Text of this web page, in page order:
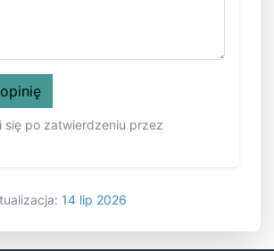
się po zatwierdzeniu przez
14 lip 2026